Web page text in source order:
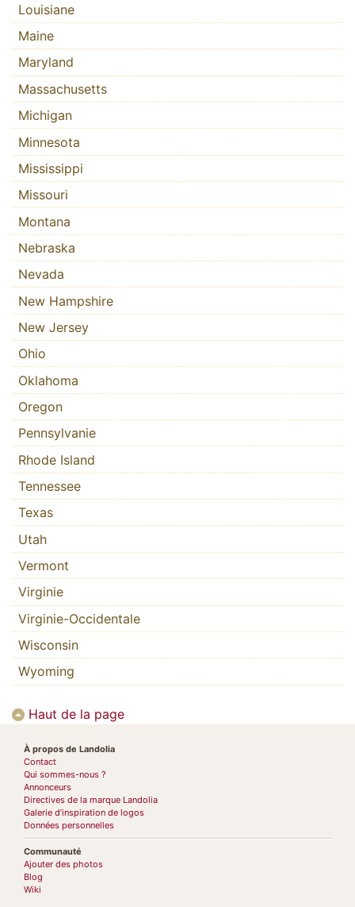
Louisiane
Maine
Maryland
Massachusetts
Michigan
Minnesota
Mississippi
Missouri
Montana
Nebraska
Nevada
New Hampshire
New Jersey
Ohio
Oklahoma
Oregon
Pennsylvanie
Rhode Island
Tennessee
Texas
Utah
Vermont
Virginie
Virginie-Occidentale
Wisconsin
Wyoming
Haut de la page
À propos de Landolia
Contact
Qui sommes-nous ?
Annonceurs
Directives de la marque Landolia
Galerie d’inspiration de logos
Données personnelles
Communauté
Ajouter des photos
Blog
Wiki